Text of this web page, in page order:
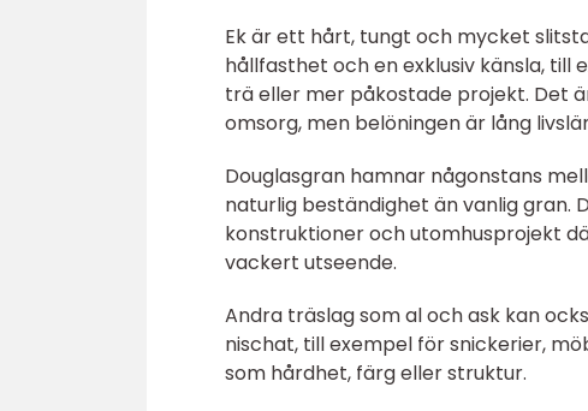
Ek är ett hårt, tungt och mycket
hållfasthet och en exklusiv känsla,
trä eller mer påkostade projekt. Det
omsorg, men belöningen är lång
Douglasgran hamnar någonstans
naturlig beständighet än vanlig gran.
konstruktioner och utomhusprojekt
vackert utseende.
Andra träslag som al och ask kan
nischat, till exempel för snickerier,
som hårdhet, färg eller struktur.